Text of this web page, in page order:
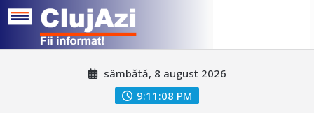
sâmbătă, 8 august 2026
9:11:11 PM